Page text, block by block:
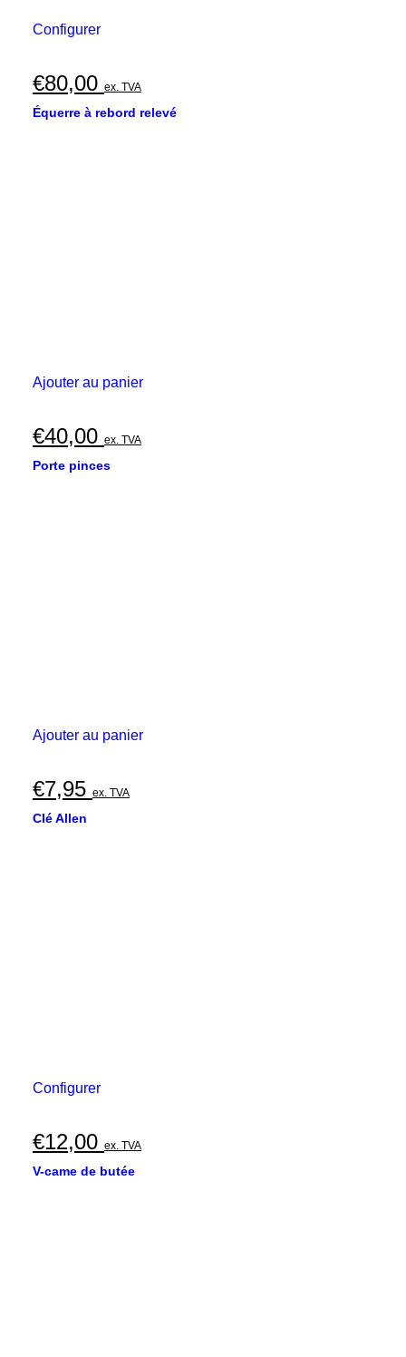
Configurer
€80,00 ex. TVA
Équerre à rebord relevé
Ajouter au panier
€40,00 ex. TVA
Porte pinces
Ajouter au panier
€7,95 ex. TVA
Clé Allen
Configurer
€12,00 ex. TVA
V-came de butée